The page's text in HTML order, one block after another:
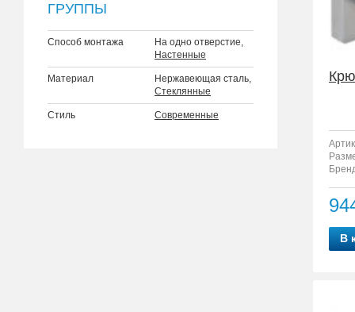
ГРУППЫ
Способ монтажа
На одно отверстие,
Настенные
Материал
Нержавеющая сталь,
Стеклянные
Стиль Современные
В